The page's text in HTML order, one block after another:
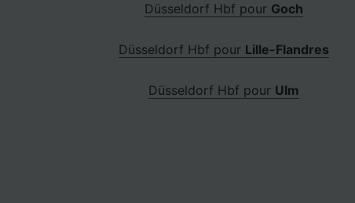
Düsseldorf Hbf pour Goch
Düsseldorf Hbf pour Lille-Flandres
Düsseldorf Hbf pour Ulm